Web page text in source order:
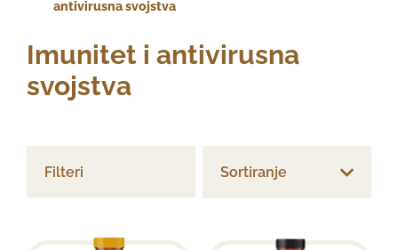
antivirusna svojstva
Imunitet i antivirusna
svojstva
Filteri Sortiranje